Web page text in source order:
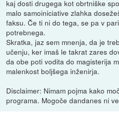
kaj dosti drugega kot obrtniške
malo samoiniciative zlahka
faksu. Če ti ni do tega, se pa v
potrebnega.
Skratka, jaz sem mnenja, da je
učenju, ker imaš le takrat zares
da obe poti vodita do magisterija
malenkost boljšega inženirja.
Disclaimer: Nimam pojma kako
programa. Mogoče dandanes ni